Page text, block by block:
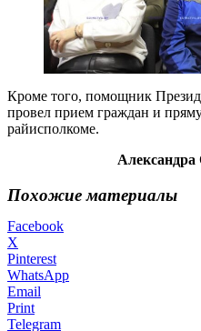
Кроме того, помощник
провел прием граждан и
райисполкоме.
Похожие материалы
Facebook
X
Pinterest
WhatsApp
Email
Print
Telegram